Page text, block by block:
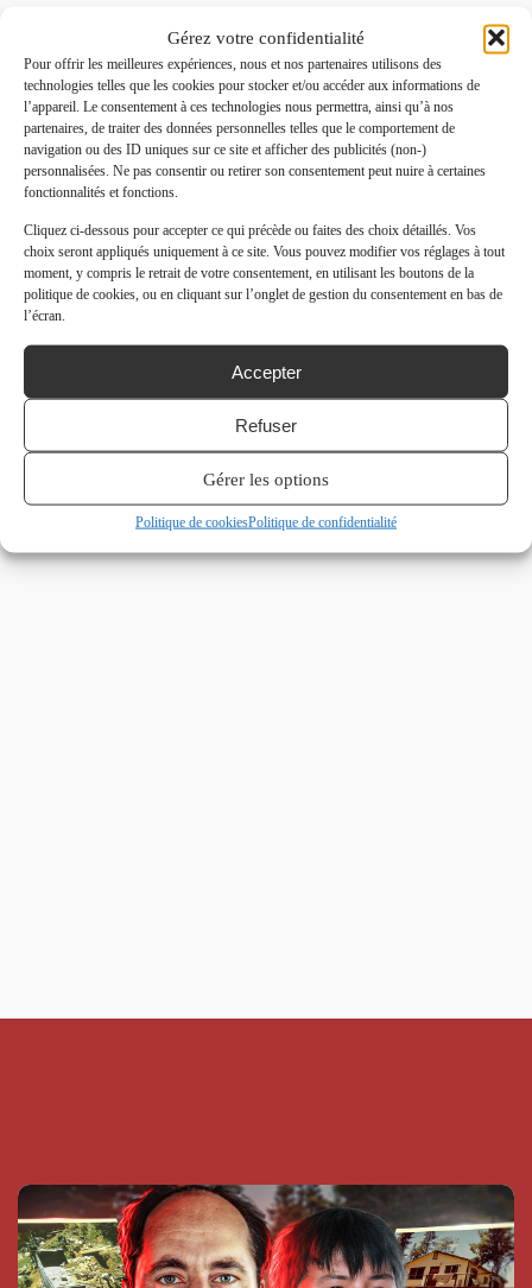
Gérez votre confidentialité
Pour offrir les meilleures expériences, nous et nos partenaires utilisons des
technologies telles que les cookies pour stocker et/ou accéder aux informations de
l’appareil. Le consentement à ces technologies nous permettra, ainsi qu’à nos
partenaires, de traiter des données personnelles telles que le comportement de
navigation ou des ID uniques sur ce site et afficher des publicités (non-)
personnalisées. Ne pas consentir ou retirer son consentement peut nuire à certaines
fonctionnalités et fonctions.
Cliquez ci-dessous pour accepter ce qui précède ou faites des choix détaillés. Vos
choix seront appliqués uniquement à ce site. Vous pouvez modifier vos réglages à tout
moment, y compris le retrait de votre consentement, en utilisant les boutons de la
politique de cookies, ou en cliquant sur l’onglet de gestion du consentement en bas de
l’écran.
Accepter
Refuser
Gérer les options
Politique de cookiesPolitique de confidentialité